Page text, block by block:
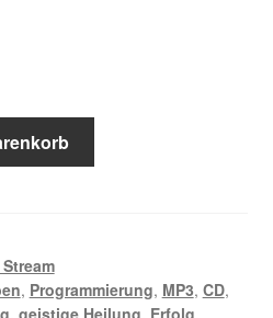
, Programmierung, MP3, CD,
, geistige Heilung, Erfolg,